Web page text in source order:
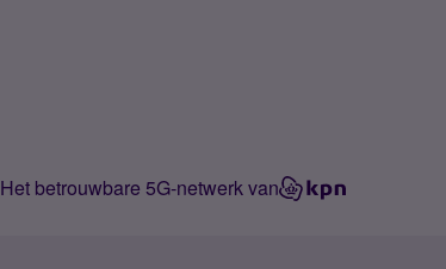
Het betrouwbare 5G-netwerk van